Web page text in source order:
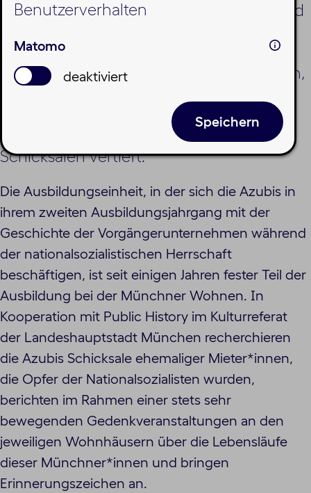
Benutzerverhalten
Matomo
deaktiviert
Speichern
Opfer der Nationalsozialisten wurden, und
Wohnhäusern an. Auf einer
eindrücklichen Studienreise nach Litauen,
verschleppt wurden, haben sie nun die
Auseinandersetzung mit deren
Schicksalen vertieft.
Die Ausbildungseinheit, in der sich die Azubis in
ihrem zweiten Ausbildungsjahrgang mit der
Geschichte der Vorgängerunternehmen während
der nationalsozialistischen Herrschaft
beschäftigen, ist seit einigen Jahren fester Teil der
Ausbildung bei der Münchner Wohnen. In
Kooperation mit Public History im Kulturreferat
der Landeshauptstadt München recherchieren
die Azubis Schicksale ehemaliger Mieter*innen,
die Opfer der Nationalsozialisten wurden,
berichten im Rahmen einer stets sehr
bewegenden Gedenkveranstaltungen an den
jeweiligen Wohnhäusern über die Lebensläufe
dieser Münchner*innen und bringen
Erinnerungszeichen an.